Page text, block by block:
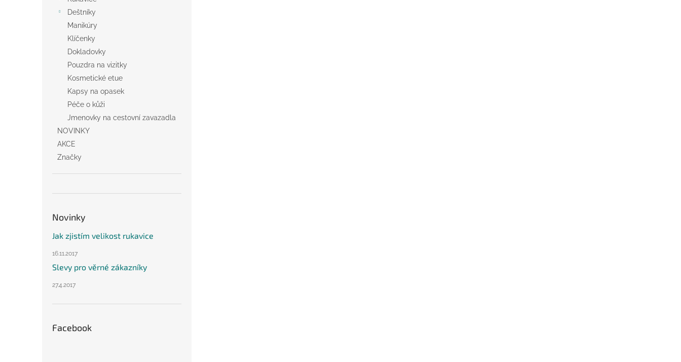
Deštníky
Manikúry
Klíčenky
Dokladovky
Pouzdra na vizitky
Kosmetické etue
Kapsy na opasek
Péče o kůži
Jmenovky na cestovní zavazadla
NOVINKY
AKCE
Značky
Novinky
Jak zjistím velikost rukavice
16.11.2017
Slevy pro věrné zákazníky
27.4.2017
Facebook